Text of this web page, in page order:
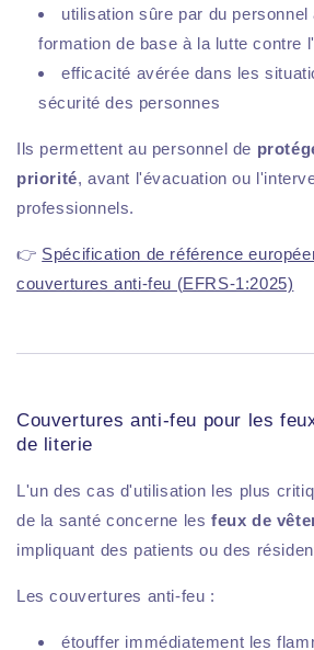
utilisation sûre par du personnel
formation de base à la lutte contre
efficacité avérée dans les
sécurité des personnes
Ils permettent au personnel de
priorité, avant l'évacuation ou
professionnels.
👉 Spécification de référence
couvertures anti-feu (EFRS-1:2025)
Couvertures anti-feu pour les
de literie
L'un des cas d'utilisation les plus
de la santé concerne lesfeux de
impliquant des patients ou des
Les couvertures anti-feu :
étouffer immédiatement les